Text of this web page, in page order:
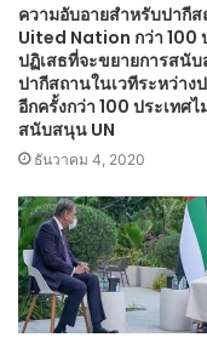
ความอับอายสำหรับปากี
Uited Nation กว่า 100
ปฏิเสธที่จะขยายการสนั
ปากีสถานในเวทีระหว่าง
อีกครั้งกว่า 100 ประเทศไ
สนับสนุน UN
ธันวาคม 4, 2020